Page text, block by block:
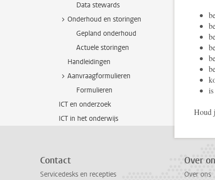
Data stewards
Onderhoud en storingen
Gepland onderhoud
Actuele storingen
Handleidingen
Aanvraagformulieren
Formulieren
ICT en onderzoek
ICT in het onderwijs
Houd
Contact
Servicedesks en recepties
Over
Over ons